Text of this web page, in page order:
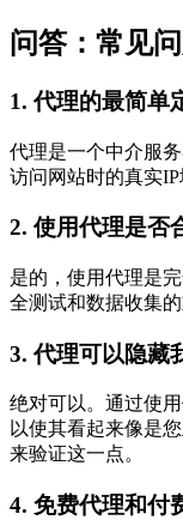
问答：常见
1. 代理的最简单
代理是一个中介服
访问网站时的真实IP
2. 使用代理是否
是的，使用代理是
全测试和数据收集的
3. 代理可以隐藏
绝对可以。通过使
以使其看起来像是
来验证这一点。
4. 免费代理和付